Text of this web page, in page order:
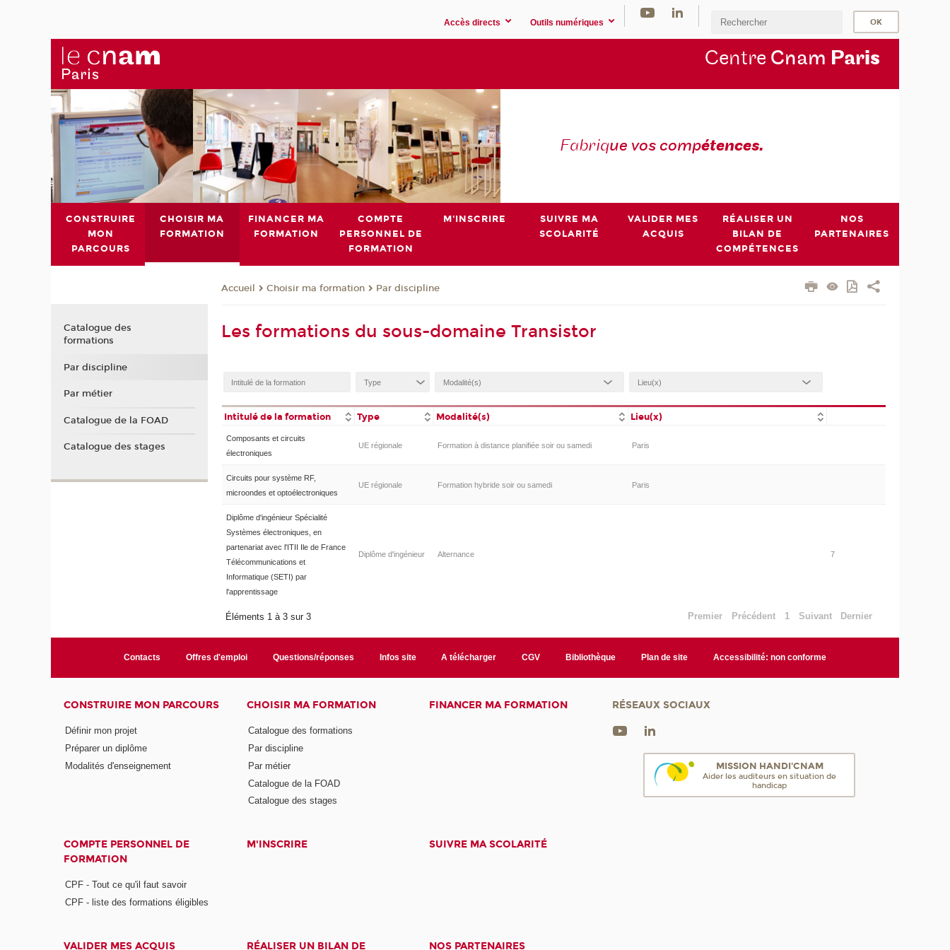
Accès directs Outils numériques
Centre Cnam Paris
Fabrique vos compétences.
CONSTRUIRE
MON
PARCOURS
CHOISIR MA
FORMATION
FINANCER MA
FORMATION
COMPTE
PERSONNEL DE
FORMATION
M'INSCRIRE
SUIVRE MA
SCOLARITÉ
VALIDER MES
ACQUIS
RÉALISER UN
BILAN DE
COMPÉTENCES
NOS
PARTENAIRES
Accueil Choisir ma formation Par discipline
Les formations du sous-domaine Transistor
Intitulé de la formation Type Modalité(s) Lieu(x)
Composants et circuits
électroniques
UE régionale Formation à distance planifiée soir ou samedi Paris
Circuits pour système RF,
microondes et optoélectroniques
UE régionale Formation hybride soir ou samedi Paris
Diplôme d'ingénieur Spécialité
Systèmes électroniques, en
partenariat avec l'ITII Ile de France
Télécommunications et
Informatique (SETI) par
l'apprentissage
Diplôme d'ingénieur Alternance 7
Éléments 1 à 3 sur 3 Premier Précédent 1 Suivant Dernier
Catalogue des
formations
Par discipline
Par métier
Catalogue de la FOAD
Catalogue des stages
Contacts Offres d'emploi Questions/réponses Infos site A télécharger CGV Bibliothèque Plan de site Accessibilité: non conforme
CONSTRUIRE MON PARCOURS
Définir mon projet
Préparer un diplôme
Modalités d'enseignement
CHOISIR MA FORMATION
Catalogue des formations
Par discipline
Par métier
Catalogue de la FOAD
Catalogue des stages
FINANCER MA FORMATION
COMPTE PERSONNEL DE
FORMATION
CPF - Tout ce qu'il faut savoir
CPF - liste des formations éligibles
M'INSCRIRE SUIVRE MA SCOLARITÉ
VALIDER MES ACQUIS RÉALISER UN BILAN DE NOS PARTENAIRES
RÉSEAUX SOCIAUX
MISSION HANDI'CNAM
Aider les auditeurs en situation de
handicap